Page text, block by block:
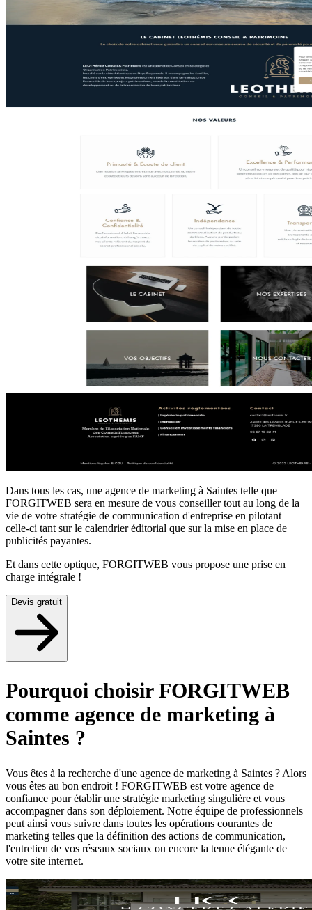
Dans tous les cas, une agence de marketing à Saintes telle que
FORGITWEB sera en mesure de vous conseiller tout au long de la
vie de votre stratégie de communication d'entreprise en pilotant
celle-ci tant sur le calendrier éditorial que sur la mise en place de
publicités payantes.
Et dans cette optique, FORGITWEB vous propose une prise en
charge intégrale !
Devis gratuit
Pourquoi choisir FORGITWEB
comme agence de marketing à
Saintes ?
Vous êtes à la recherche d'une agence de marketing à Saintes ? Alors
vous êtes au bon endroit ! FORGITWEB est votre agence de
confiance pour établir une stratégie marketing singulière et vous
accompagner dans son déploiement. Notre équipe de professionnels
peut ainsi vous suivre dans toutes les opérations courantes de
marketing telles que la définition des actions de communication,
l'entretien de vos réseaux sociaux ou encore la tenue élégante de
votre site internet.